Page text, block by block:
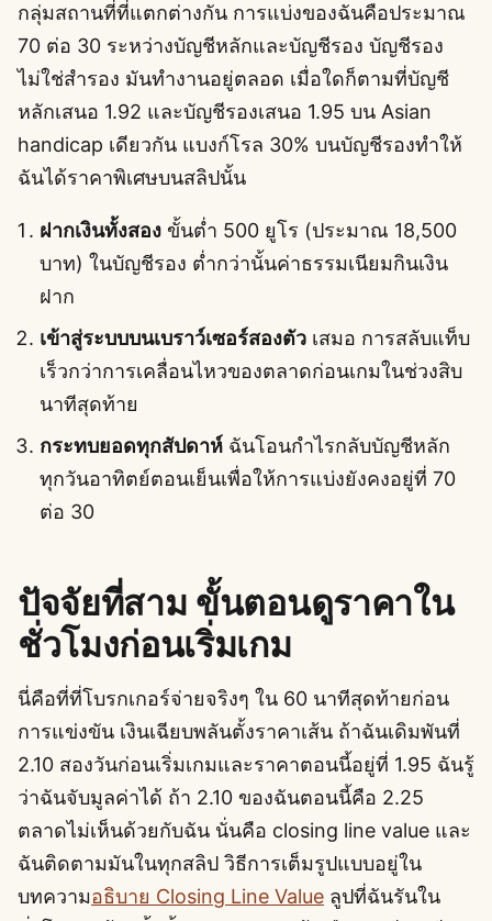
กลุ่มสถานที่ที่แตกต่างกัน การแบ่งของฉันคือประมาณ
70 ต่อ 30 ระหว่างบัญชีหลักและบัญชีรอง บัญชีรอง
ไม่ใช่สำรอง มันทำงานอยู่ตลอด เมื่อใดก็ตามที่บัญชี
หลักเสนอ 1.92 และบัญชีรองเสนอ 1.95 บน Asian
handicap เดียวกัน แบงก์โรล 30% บนบัญชีรองทำให้
ฉันได้ราคาพิเศษบนสลิปนั้น
ฝากเงินทั้งสอง ขั้นต่ำ 500 ยูโร (ประมาณ 18,500
บาท) ในบัญชีรอง ต่ำกว่านั้นค่าธรรมเนียมกินเงิน
ฝาก
เข้าสู่ระบบบนเบราว์เซอร์สองตัว เสมอ การสลับแท็บ
เร็วกว่าการเคลื่อนไหวของตลาดก่อนเกมในช่วงสิบ
นาทีสุดท้าย
กระทบยอดทุกสัปดาห์ ฉันโอนกำไรกลับบัญชีหลัก
ทุกวันอาทิตย์ตอนเย็นเพื่อให้การแบ่งยังคงอยู่ที่ 70
ต่อ 30
ปัจจัยที่สาม ขั้นตอนดูราคาใน
ชั่วโมงก่อนเริ่มเกม
นี่คือที่ที่โบรกเกอร์จ่ายจริงๆ ใน 60 นาทีสุดท้ายก่อน
การแข่งขัน เงินเฉียบพลันตั้งราคาเส้น ถ้าฉันเดิมพันที่
2.10 สองวันก่อนเริ่มเกมและราคาตอนนี้อยู่ที่ 1.95 ฉันรู้
ว่าฉันจับมูลค่าได้ ถ้า 2.10 ของฉันตอนนี้คือ 2.25
ตลาดไม่เห็นด้วยกับฉัน นั่นคือ closing line value และ
ฉันติดตามมันในทุกสลิป วิธีการเต็มรูปแบบอยู่ใน
บทความอธิบาย Closing Line Value ลูปที่ฉันรันใน